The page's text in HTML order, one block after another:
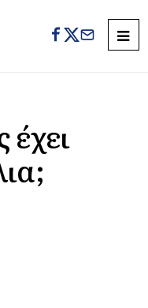
έχει